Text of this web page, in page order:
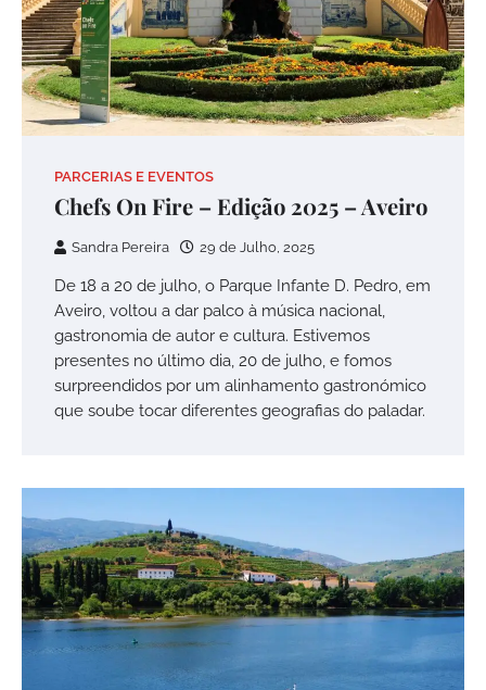
PARCERIAS E EVENTOS
Chefs On Fire – Edição 2025 – Aveiro
Sandra Pereira 29 de Julho, 2025
De 18 a 20 de julho, o Parque Infante D. Pedro, em
Aveiro, voltou a dar palco à música nacional,
gastronomia de autor e cultura. Estivemos
presentes no último dia, 20 de julho, e fomos
surpreendidos por um alinhamento gastronómico
que soube tocar diferentes geografias do paladar.